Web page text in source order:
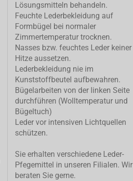
Lösungsmitteln behandeln.
Feuchte Lederbekleidung auf
Formbügel bei normaler
Zimmertemperatur trocknen.
Nasses bzw. feuchtes Leder keiner
Hitze aussetzen.
Lederbekleidung nie im
Kunststoffbeutel aufbewahren.
Bügelarbeiten von der linken Seite
durchführen (Wolltemperatur und
Bügeltuch)
Leder vor intensiven Lichtquellen
schützen.
Sie erhalten verschiedene Leder-
Pfegemittel in unseren Filialen. Wir
beraten Sie gerne.